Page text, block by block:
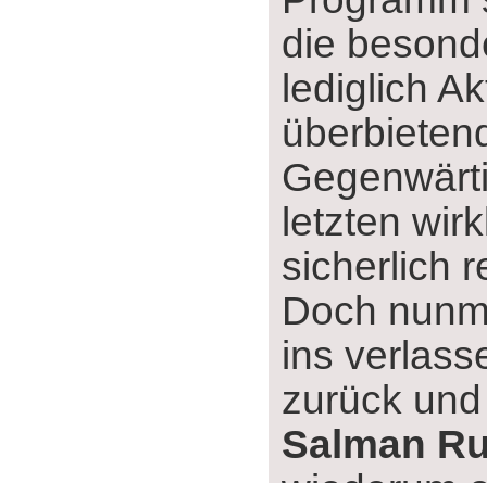
die
lediglich
letzten
sicherlich
Doch
ins
zurück
Salman